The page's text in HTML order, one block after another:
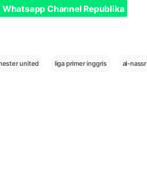
Whatsapp Channel Republika
united liga primer inggris al-nassr